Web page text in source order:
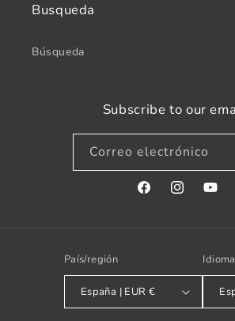
Busqueda
Búsqueda
Subscribe to our
Correo electrónico
FacebookInstagram
País/región
España | EUR €
Idioma